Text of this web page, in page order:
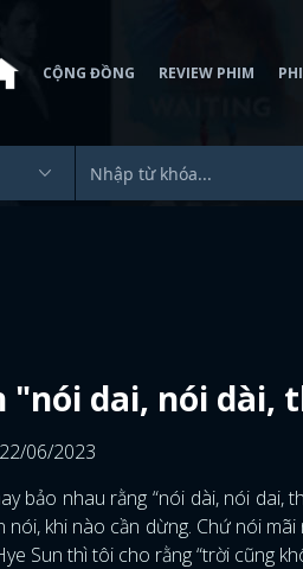
CỘNG ĐỒNG REVIEW PHIM
"nói dai, nói dài,
06/2023
bảo nhau rằng “nói dài, nói dai,
nói, khi nào cần dừng. Chứ nói
Sun thì tôi cho rằng “trời cũng